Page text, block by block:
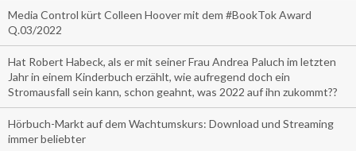
Media Control kürt Colleen Hoover mit dem #BookTok Award
Q.03/2022
Hat Robert Habeck, als er mit seiner Frau Andrea Paluch im letzten
Jahr in einem Kinderbuch erzählt, wie aufregend doch ein
Stromausfall sein kann, schon geahnt, was 2022 auf ihn zukommt??
Hörbuch-Markt auf dem Wachtumskurs: Download und Streaming
immer beliebter